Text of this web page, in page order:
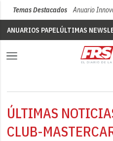
Temas Destacados Anuario
ANUARIOS PAPELÚLTIMAS
ÚLTIMAS
CLUB-